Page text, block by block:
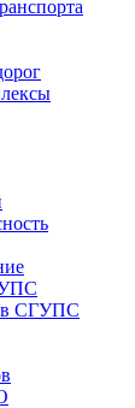
СГУПС